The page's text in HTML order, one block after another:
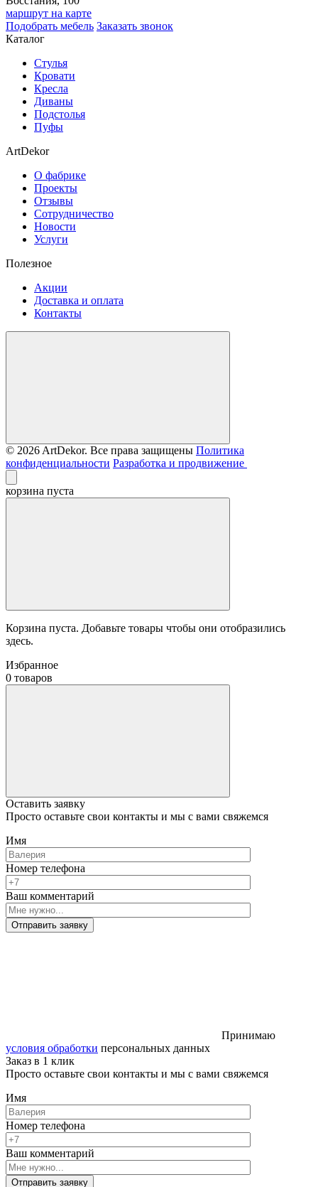
маршрут на карте
Подобрать мебель Заказать звонок
Каталог
Стулья
Кровати
Кресла
Диваны
Подстолья
Пуфы
ArtDekor
О фабрике
Проекты
Отзывы
Сотрудничество
Новости
Услуги
Полезное
Акции
Доставка и оплата
Контакты
© 2026 ArtDekor. Все права защищены Политика
конфиденциальности Разработка и продвижение
корзина пуста
Корзина пуста. Добавьте товары чтобы они отобразились
здесь.
Избранное
0 товаров
Оставить заявку
Просто оставьте свои контакты и мы с вами свяжемся
Имя
Номер телефона
Ваш комментарий
Отправить заявку
Принимаю
условия обработки персональных данных
Заказ в 1 клик
Просто оставьте свои контакты и мы с вами свяжемся
Имя
Номер телефона
Ваш комментарий
Отправить заявку